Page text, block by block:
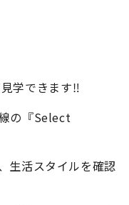
学できます‼
の『Select
生活スタイルを確認